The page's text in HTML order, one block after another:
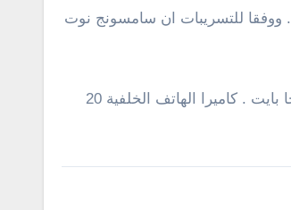
ان شركة سامسونج الكورية تعمل على تطوير نوت 5 . ووفقا للتسريبات ان سامسونج نوت
ويتوقع المصدر ايضا ان نوت 5 القادم يحمل معالج 64 بِت ثمانى النواة من فئة سناب دراجون 810 الاحدث وذاكرة الوصول العشوائى 4 جيجا بايت . كاميرا الهاتف الخلفية 20